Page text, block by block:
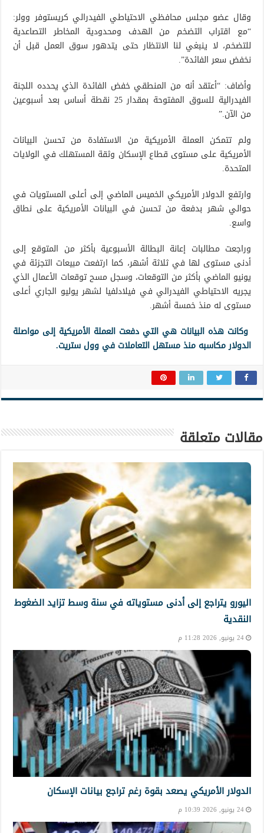
وقال عضو مجلس محافظي الاحتياطي الفيدرالي كريستوفر وولر:
“مع اقتراب التضخم من الهدف ومحدودية المخاطر التصاعدية
للتضخم، لا ينبغي لنا الانتظار حتى يتدهور سوق العمل قبل أن
نخفض سعر الفائدة”.
وأضاف: “أعتقد أنه من المنطقي خفض الفائدة الذي يحدده اللجنة
الفيدرالية للسوق المفتوحة بمقدار 25 نقطة أساس بعد أسبوعين
من الآن.”
ولم تتمكن العملة الأمريكية من الاستفادة من تحسن البيانات
الأمريكية على مستوى قطاع الإسكان وثقة المستهلك في الولايات
المتحدة.
وارتفع الدولار الأمريكي الخميس الماضي إلى أعلى المستويات في
حوالي شهر بدفعة من تحسن في البيانات الأمريكية على نطاق
واسع.
وراجعت مطالبات إعانة البطالة الأسبوعية بأكثر من المتوقع إلى
أدنى مستوى لها في ثلاثة أشهر، كما ارتفعت مبيعات التجزئة في
يونيو الماضي بأكثر من التوقعات، وسجل مسح توقعات الأعمال الذي
يجريه الاحتياطي الفيدرالي في فيلادلفيا لشهر يوليو الجاري أعلى
مستوى له منذ خمسة أشهر.
وكانت هذه البيانات هي التي دفعت العملة الأمريكية إلى مواصلة
الدولار مكاسبه منذ مستهل التعاملات في وول ستريت.
مقالات متعلقة
اليورو يتراجع إلى أدنى مستوياته في سنة وسط تزايد الضغوط
النقدية
24 يونيو, 2026 11:28 م
الدولار الأمريكي يصعد بقوة رغم تراجع بيانات الإسكان
24 يونيو, 2026 10:39 م